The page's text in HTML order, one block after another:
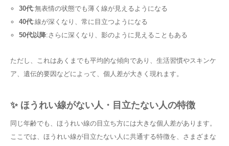
30代:無表情の状態でも薄く線が見えるようになる
40代:線が深くなり、常に目立つようになる
50代以降:さらに深くなり、影のように見えることもある
ただし、これはあくまでも平均的な傾向であり、生活習慣やスキンケ
ア、遺伝的要因などによって、個人差が大きく現れます。
✨ ほうれい線がない人・目立たない人の特徴
同じ年齢でも、ほうれい線の目立ち方には大きな個人差があります。
ここでは、ほうれい線が目立たない人に共通する特徴を、さまざまな